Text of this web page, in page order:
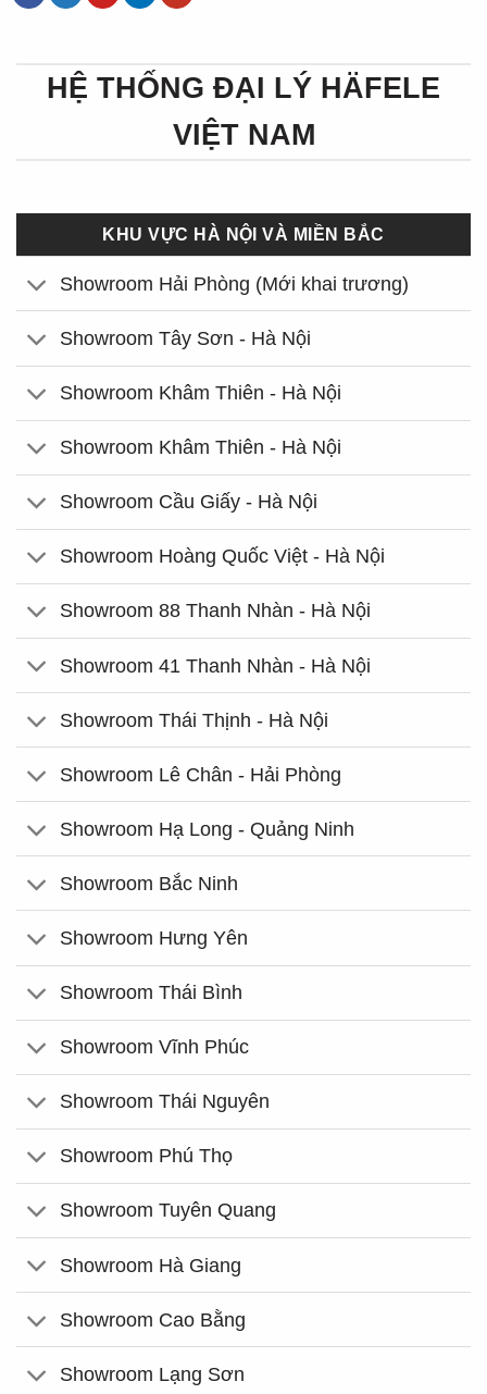
HỆ THỐNG ĐẠI LÝ HÄFELE
VIỆT NAM
KHU VỰC HÀ NỘI VÀ MIỀN BẮC
Showroom Hải Phòng (Mới khai trương)
Showroom Tây Sơn - Hà Nội
Showroom Khâm Thiên - Hà Nội
Showroom Khâm Thiên - Hà Nội
Showroom Cầu Giấy - Hà Nội
Showroom Hoàng Quốc Việt - Hà Nội
Showroom 88 Thanh Nhàn - Hà Nội
Showroom 41 Thanh Nhàn - Hà Nội
Showroom Thái Thịnh - Hà Nội
Showroom Lê Chân - Hải Phòng
Showroom Hạ Long - Quảng Ninh
Showroom Bắc Ninh
Showroom Hưng Yên
Showroom Thái Bình
Showroom Vĩnh Phúc
Showroom Thái Nguyên
Showroom Phú Thọ
Showroom Tuyên Quang
Showroom Hà Giang
Showroom Cao Bằng
Showroom Lạng Sơn